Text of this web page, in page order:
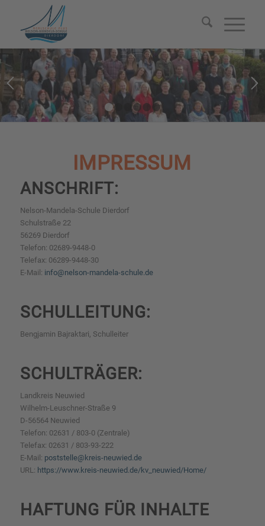
2 3 4 5 6
IMPRESSUM
ANSCHRIFT:
Nelson-Mandela-Schule Dierdorf
Schulstraße 22
56269 Dierdorf
Telefon: 02689-9448-0
Telefax: 06289-9448-30
E-Mail: info@nelson-mandela-schule.de
SCHULLEITUNG:
Bengjamin Bajraktari, Schulleiter
SCHULTRÄGER:
Landkreis Neuwied
Wilhelm-Leuschner-Straße 9
D-56564 Neuwied
Telefon: 02631 / 803-0 (Zentrale)
Telefax: 02631 / 803-93-222
E-Mail: poststelle@kreis-neuwied.de
URL: https://www.kreis-neuwied.de/kv_neuwied/Home/
HAFTUNG FÜR INHALTE